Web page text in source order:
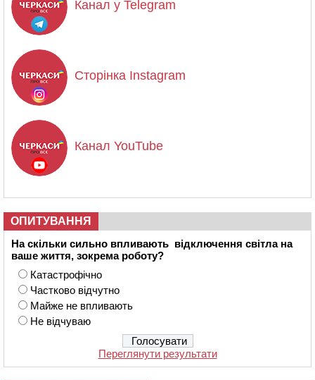
Канал у Telegram
Сторінка Instagram
Канал YouTube
ОПИТУВАННЯ
На скільки сильно впливають відключення світла на
ваше життя, зокрема роботу?
Катастрофічно
Частково відчутно
Майже не впливають
Не відчуваю
Переглянути результати